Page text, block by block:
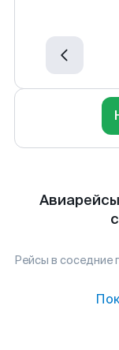
Рейсы в соседние